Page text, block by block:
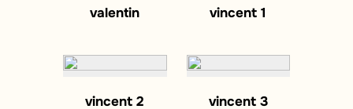
valentin vincent 1
vincent 2 vincent 3